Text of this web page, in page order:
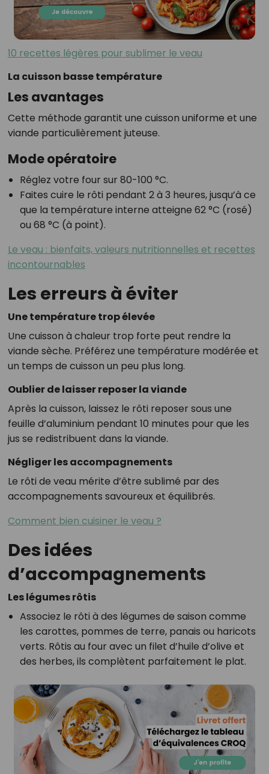
10 recettes légères pour sublimer le veau
La cuisson basse température
Les avantages
Cette méthode garantit une cuisson uniforme et une
viande particulièrement juteuse.
Mode opératoire
Réglez votre four sur 80-100 °C.
Faites cuire le rôti pendant 2 à 3 heures, jusqu’à ce
que la température interne atteigne 62 °C (rosé)
ou 68 °C (à point).
Le veau : bienfaits, valeurs nutritionnelles et recettes
incontournables
Les erreurs à éviter
Une température trop élevée
Une cuisson à chaleur trop forte peut rendre la
viande sèche. Préférez une température modérée et
un temps de cuisson un peu plus long.
Oublier de laisser reposer la viande
Après la cuisson, laissez le rôti reposer sous une
feuille d’aluminium pendant 10 minutes pour que les
jus se redistribuent dans la viande.
Négliger les accompagnements
Le rôti de veau mérite d’être sublimé par des
accompagnements savoureux et équilibrés.
Comment bien cuisiner le veau ?
Des idées
d’accompagnements
Les légumes rôtis
Associez le rôti à des légumes de saison comme
les carottes, pommes de terre, panais ou haricots
verts. Rôtis au four avec un filet d’huile d’olive et
des herbes, ils complètent parfaitement le plat.